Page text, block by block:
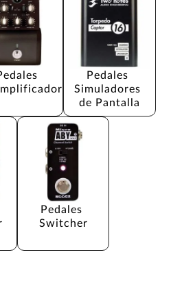
Pedales
Simuladores
de Pantalla
Pedales
Switcher